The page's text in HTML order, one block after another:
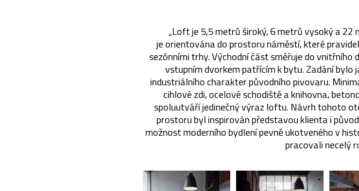
„Loft je 5,5 metrů široký, 6 metrů vysoký a 22
je orientována do prostoru náměstí, které
sezónními trhy. Východní část směřuje do
vstupním dvorkem patřícím k bytu. Zadání
industriálního charakter původního pivovaru.
cihlové zdi, ocelové schodiště a knihovna,
spoluutváří jedinečný výraz loftu. Návrh tohoto
prostoru byl inspirován představou klienta i
možnost moderního bydlení pevně ukotveného v
pracovali necelý